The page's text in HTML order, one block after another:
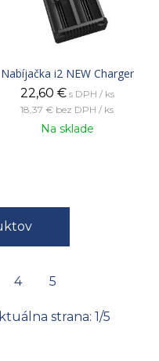
Nabíjačka i2 NEW Charger
22,60 € s DPH / ks
18,37 € bez DPH / ks
Na sklade
4 5
strana: 1/5